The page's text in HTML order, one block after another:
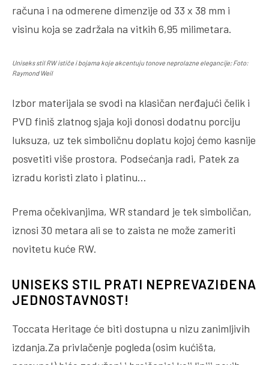
računa i na odmerene dimenzije od 33 x 38 mm i
visinu koja se zadržala na vitkih 6,95 milimetara.
Uniseks stil RW ističe i bojama koje akcentuju tonove neprolazne elegancije; Foto:
Raymond Weil
Izbor materijala se svodi na klasičan nerđajući čelik i
PVD finiš zlatnog sjaja koji donosi dodatnu porciju
luksuza, uz tek simboličnu doplatu kojoj ćemo kasnije
posvetiti više prostora. Podsećanja radi, Patek za
izradu koristi zlato i platinu…
Prema očekivanjima, WR standard je tek simboličan,
iznosi 30 metara ali se to zaista ne može zameriti
novitetu kuće RW.
UNISEKS STIL PRATI NEPREVAZIĐENA
JEDNOSTAVNOST!
Toccata Heritage će biti dostupna u nizu zanimljivih
izdanja.Za privlačenje pogleda (osim kućišta,